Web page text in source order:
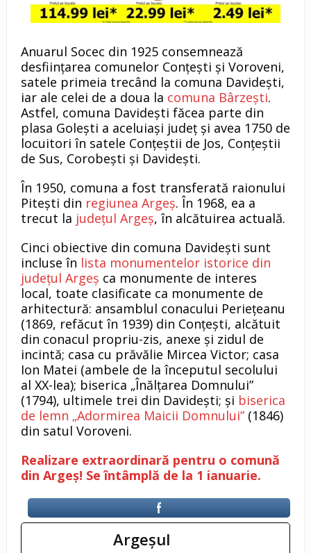
Anuarul Socec din 1925 consemnează
desființarea comunelor Conțești și Voroveni,
satele primeia trecând la comuna Davidești,
iar ale celei de a doua la comuna Bârzești.
Astfel, comuna Davidești făcea parte din
plasa Golești a aceluiași județ și avea 1750 de
locuitori în satele Conțeștii de Jos, Conțeștii
de Sus, Corobești și Davidești.
În 1950, comuna a fost transferată raionului
Pitești din regiunea Argeș. În 1968, ea a
trecut la județul Argeș, în alcătuirea actuală.
Cinci obiective din comuna Davidești sunt
incluse în lista monumentelor istorice din
județul Argeș ca monumente de interes
local, toate clasificate ca monumente de
arhitectură: ansamblul conacului Periețeanu
(1869, refăcut în 1939) din Conțești, alcătuit
din conacul propriu-zis, anexe și zidul de
incintă; casa cu prăvălie Mircea Victor; casa
Ion Matei (ambele de la începutul secolului
al XX-lea); biserica „Înălțarea Domnului”
(1794), ultimele trei din Davidești; și biserica
de lemn „Adormirea Maicii Domnului”(1846)
din satul Voroveni.
Realizare extraordinară pentru o comună
din Argeș! Se întâmplă de la 1 ianuarie.
Argeşul